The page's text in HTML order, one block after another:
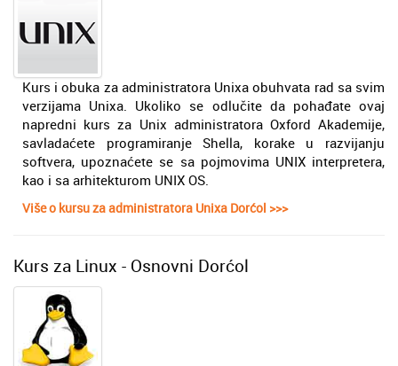
Kurs i obuka za administratora Unixa obuhvata rad sa svim
verzijama Unixa. Ukoliko se odlučite da pohađate ovaj
napredni kurs za Unix administratora Oxford Akademije,
savladaćete programiranje Shella, korake u razvijanju
softvera, upoznaćete se sa pojmovima UNIX interpretera,
kao i sa arhitekturom UNIX OS.
Više o kursu za administratora Unixa Dorćol >>>
Kurs za Linux - Osnovni Dorćol